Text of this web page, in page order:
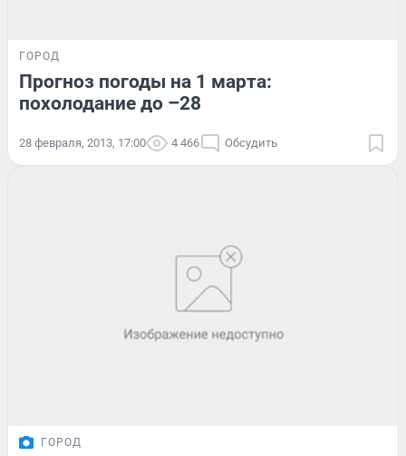
ГОРОД
Прогноз погоды на 1 марта:
похолодание до –28
28 февраля, 2013, 17:00 4 466 Обсудить
ГОРОД